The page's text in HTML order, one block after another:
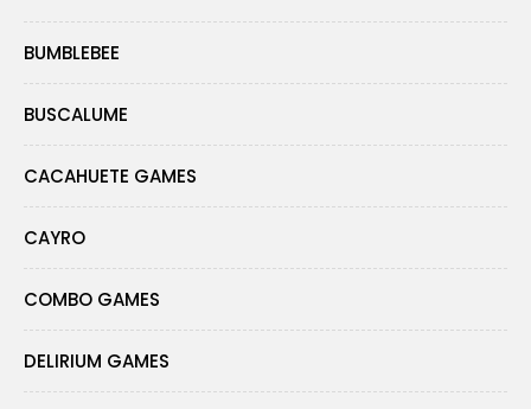
BUMBLEBEE
BUSCALUME
CACAHUETE GAMES
CAYRO
COMBO GAMES
DELIRIUM GAMES